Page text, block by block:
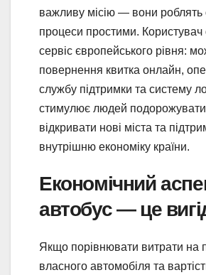
важливу місію — вони роблять
процеси простими. Користувач
сервіс європейського рівня:
повернення квитка онлайн,
службу підтримки та систему
стимулює людей
відкривати нові міста та
внутрішню економіку країни.
Економічний
автобус — це
Якщо порівнювати витрати на
власного автомобіля та